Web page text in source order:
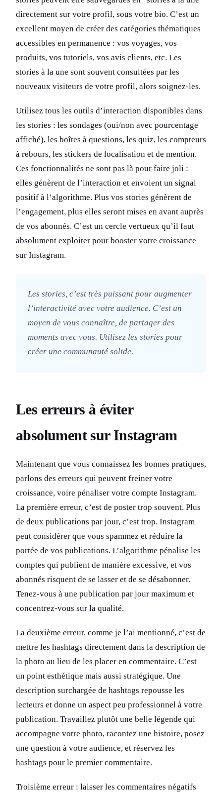
directement sur votre profil, sous votre bio. C’est un
excellent moyen de créer des catégories thématiques
accessibles en permanence : vos voyages, vos
produits, vos tutoriels, vos avis clients, etc. Les
stories à la une sont souvent consultées par les
nouveaux visiteurs de votre profil, alors soignez-les.
Utilisez tous les outils d’interaction disponibles dans
les stories : les sondages (oui/non avec pourcentage
affiché), les boîtes à questions, les quiz, les compteurs
à rebours, les stickers de localisation et de mention.
Ces fonctionnalités ne sont pas là pour faire joli :
elles génèrent de l’interaction et envoient un signal
positif à l’algorithme. Plus vos stories génèrent de
l’engagement, plus elles seront mises en avant auprès
de vos abonnés. C’est un cercle vertueux qu’il faut
absolument exploiter pour booster votre croissance
sur Instagram.
Les stories, c’est très puissant pour augmenter
l’interactivité avec votre audience. C’est un
moyen de vous connaître, de partager des
moments avec vous. Utilisez les stories pour
créer une communauté solide.
Les erreurs à éviter
absolument sur Instagram
Maintenant que vous connaissez les bonnes pratiques,
parlons des erreurs qui peuvent freiner votre
croissance, voire pénaliser votre compte Instagram.
La première erreur, c’est de poster trop souvent. Plus
de deux publications par jour, c’est trop. Instagram
peut considérer que vous spammez et réduire la
portée de vos publications. L’algorithme pénalise les
comptes qui publient de manière excessive, et vos
abonnés risquent de se lasser et de se désabonner.
Tenez-vous à une publication par jour maximum et
concentrez-vous sur la qualité.
La deuxième erreur, comme je l’ai mentionné, c’est de
mettre les hashtags directement dans la description de
la photo au lieu de les placer en commentaire. C’est
un point esthétique mais aussi stratégique. Une
description surchargée de hashtags repousse les
lecteurs et donne un aspect peu professionnel à votre
publication. Travaillez plutôt une belle légende qui
accompagne votre photo, racontez une histoire, posez
une question à votre audience, et réservez les
hashtags pour le premier commentaire.
Troisième erreur : laisser les commentaires négatifs